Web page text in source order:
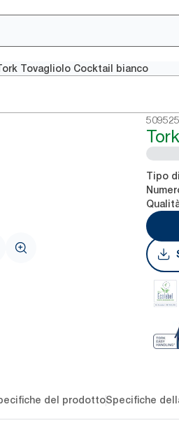
Tovagliolo Cocktail bianco
509525
Tipo
del prodottoSpecifiche